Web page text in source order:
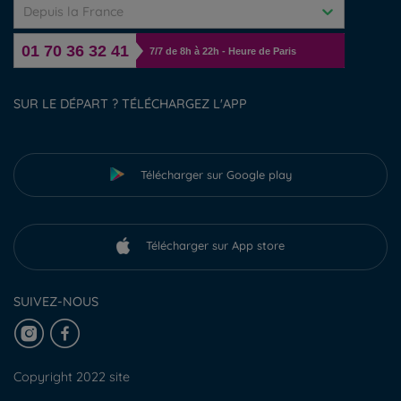
Depuis la France
01 70 36 32 41 7/7 de 8h à 22h - Heure de Paris
SUR LE DÉPART ? TÉLÉCHARGEZ L'APP
Télécharger sur Google play
Télécharger sur App store
SUIVEZ-NOUS
Copyright 2022 site